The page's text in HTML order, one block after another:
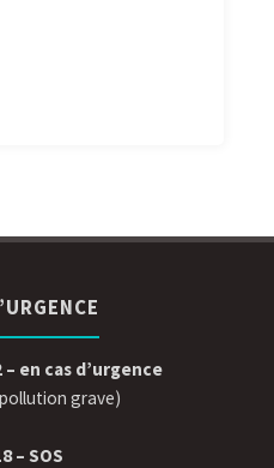
en cas d’urgence
grave)
– SOS